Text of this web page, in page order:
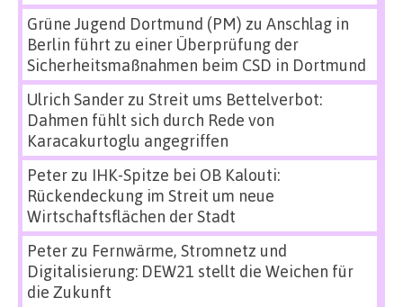
Grüne Jugend Dortmund (PM) zu Anschlag in
Berlin führt zu einer Überprüfung der
Sicherheitsmaßnahmen beim CSD in Dortmund
Ulrich Sanderzu Streit ums Bettelverbot:
Dahmen fühlt sich durch Rede von
Karacakurtoglu angegriffen
Peterzu IHK-Spitze bei OB Kalouti:
Rückendeckung im Streit um neue
Wirtschaftsflächen der Stadt
Peterzu Fernwärme, Stromnetz und
Digitalisierung: DEW21 stellt die Weichen für
die Zukunft